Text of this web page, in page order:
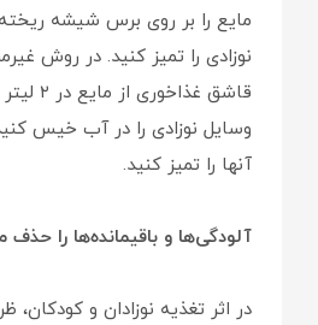
مایع را بر روی برس شیشه
نوزادی را تمیز کنید. در روش
قاشق
وسایل نوزادی را در آب خیس
آنها را تمیز کنید.
آلودگی‌ها و باقیمانده‌ها را حذف
در اثر تغذیه نوزادان و